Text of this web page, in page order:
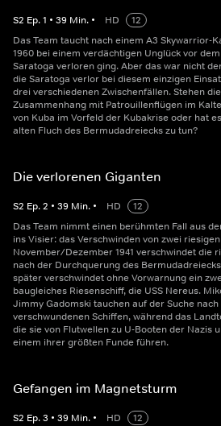
S2 Ep.1 • 39 Min. • HD
12
Das Team taucht nach einem A3 Skywarrior-
1960 bei einem verdächtigen Unglück vor
Saratoga verloren ging. Aber das war nicht
die Saratoga verlor bei diesem einzigen
drei verschiedenen Zwischenfällen. Stehen
Zusammenhang mit Patrouillenflügen im
von Kuba im Vorfeld der Kubakrise oder hat
alten Fluch des Bermudadreiecks zu tun?
Die verlorenen Giganten
S2 Ep.2 • 39 Min. • HD
12
Das Team nimmt einen berühmten Fall aus
ins Visier: das Verschwinden von zwei
November/Dezember 1941 verschwindet die
nach der Durchquerung des
später verschwindet ohne Vorwarnung ein
baugleiches Riesenschiff, die USS Nereus.
Jimmy Gadomski tauchen auf der Suche nach
verschwundenen Schiffen, während das
die sie von Flutwellen zu U-Booten der Nazis
einem ihrer größten Funde führen.
Gefangen im Magnetsturm
S2 Ep.3 • 39 Min. • HD
12